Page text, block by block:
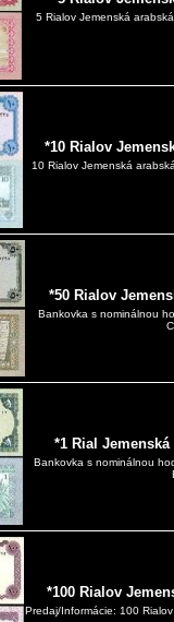
5 Rialov Jemenská
*10 Rialov
10 Rialov Jemenská
*50 Rialov
Bankovka s nominálnou
*1 Rial Jemenská
Bankovka s nominálnou
*100 Rialov
Predaj/Informácie: 100